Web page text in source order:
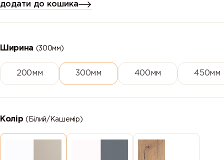
додати до кошика
Ширина (300мм)
200мм 300мм 400мм 450мм
Колір(Білий/Кашемір)